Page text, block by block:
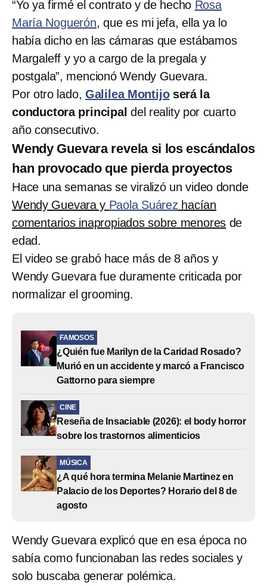
“Yo ya firmé el contrato y de hecho Rosa
María Noguerón, que es mi jefa, ella ya lo
había dicho en las cámaras que estábamos
Margaleff y yo a cargo de la pregala y
postgala”, mencionó Wendy Guevara.
Por otro lado, Galilea Montijoserá la
conductora principal del reality por cuarto
año consecutivo.
Wendy Guevara revela si los escándalos
han provocado que pierda proyectos
Hace una semanas se viralizó un video donde
Wendy Guevara y Paola Suárez hacían
comentarios inapropiados sobre menores de
edad.
El video se grabó hace más de 8 años y
Wendy Guevara fue duramente criticada por
normalizar el grooming.
FAMOSOS
¿Quién fue Marilyn de la Caridad Rosado?
Murió en un accidente y marcó a Francisco
Gattorno para siempre
CINE
Reseña de Insaciable (2026): el body horror
sobre los trastornos alimenticios
MÚSICA
¿A qué hora termina Melanie Martinez en
Palacio de los Deportes? Horario del 8 de
agosto
Wendy Guevara explicó que en esa época no
sabía como funcionaban las redes sociales y
solo buscaba generar polémica.